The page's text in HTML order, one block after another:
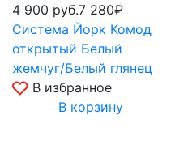
4 900 руб.7 280₽
Система Йорк Комод
открытый Белый
жемчуг/Белый глянец
В избранное
В корзину